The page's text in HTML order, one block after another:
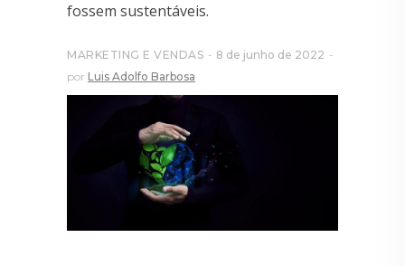
fossem sustentáveis.
MARKETING E VENDAS
8 de junho de 2022
por Luis Adolfo Barbosa